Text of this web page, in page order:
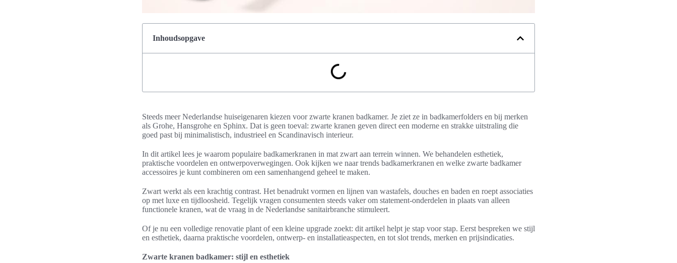
Inhoudsopgave
Steeds meer Nederlandse huiseigenaren kiezen voor zwarte kranen badkamer. Je ziet ze in badkamerfolders en bij merken
als Grohe, Hansgrohe en Sphinx. Dat is geen toeval: zwarte kranen geven direct een moderne en strakke uitstraling die
goed past bij minimalistisch, industrieel en Scandinavisch interieur.
In dit artikel lees je waarom populaire badkamerkranen in mat zwart aan terrein winnen. We behandelen esthetiek,
praktische voordelen en ontwerpoverwegingen. Ook kijken we naar trends badkamerkranen en welke zwarte badkamer
accessoires je kunt combineren om een samenhangend geheel te maken.
Zwart werkt als een krachtig contrast. Het benadrukt vormen en lijnen van wastafels, douches en baden en roept associaties
op met luxe en tijdloosheid. Tegelijk vragen consumenten steeds vaker om statement-onderdelen in plaats van alleen
functionele kranen, wat de vraag in de Nederlandse sanitairbranche stimuleert.
Of je nu een volledige renovatie plant of een kleine upgrade zoekt: dit artikel helpt je stap voor stap. Eerst bespreken we stijl
en esthetiek, daarna praktische voordelen, ontwerp- en installatieaspecten, en tot slot trends, merken en prijsindicaties.
Zwarte kranen badkamer: stijl en esthetiek